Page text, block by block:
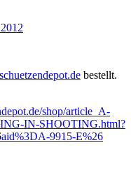
bestellt.
shop/article_A-
IN-SHOOTING.html?
9915-E%26